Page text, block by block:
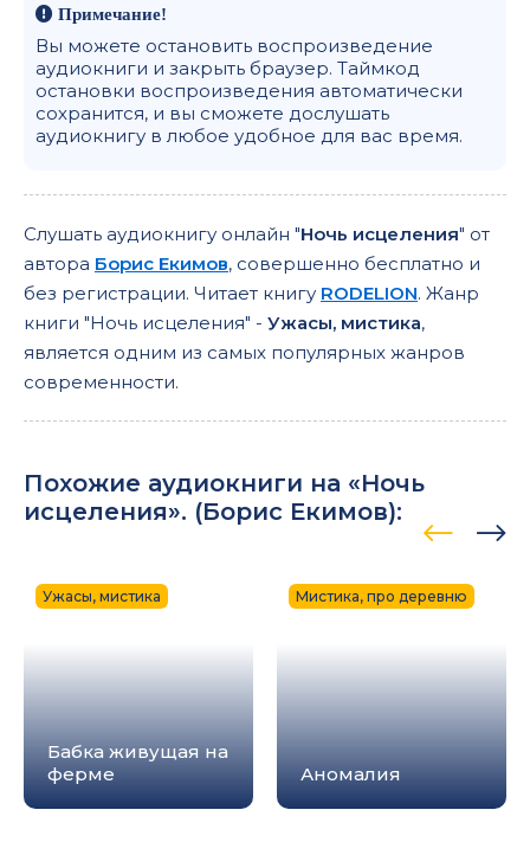
Примечание!
Вы можете остановить воспроизведение
аудиокниги и закрыть браузер. Таймкод
остановки воспроизведения автоматически
сохранится, и вы сможете дослушать
аудиокнигу в любое удобное для вас время.
Слушать аудиокнигу онлайн "Ночь исцеления" от
автора Борис Екимов, совершенно бесплатно и
без регистрации. Читает книгу RODELION. Жанр
книги "Ночь исцеления" - Ужасы, мистика,
является одним из самых популярных жанров
современности.
Похожие аудиокниги на «Ночь
исцеления». (Борис Екимов):
Бабка живущая на
ферме
Ужасы, мистика
Аномалия
Мистика, про деревню